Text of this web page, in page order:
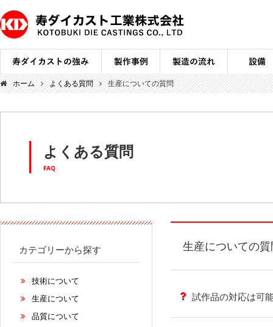
ホーム よくある質問 生産についての質問
よくある質問
FAQ
生産についての
試作品の対応は可
カテゴリーから探す
技術について
生産について
品質について